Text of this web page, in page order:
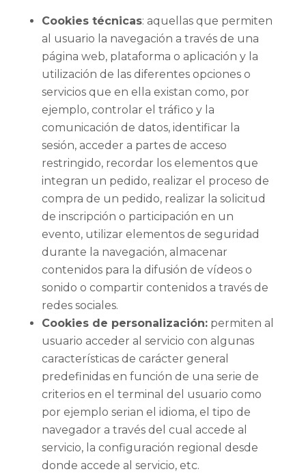
Cookies técnicas: aquellas que permiten
al usuario la navegación a través de una
página web, plataforma o aplicación y la
utilización de las diferentes opciones o
servicios que en ella existan como, por
ejemplo, controlar el tráfico y la
comunicación de datos, identificar la
sesión, acceder a partes de acceso
restringido, recordar los elementos que
integran un pedido, realizar el proceso de
compra de un pedido, realizar la solicitud
de inscripción o participación en un
evento, utilizar elementos de seguridad
durante la navegación, almacenar
contenidos para la difusión de vídeos o
sonido o compartir contenidos a través de
redes sociales.
Cookies de personalización:permiten al
usuario acceder al servicio con algunas
características de carácter general
predefinidas en función de una serie de
criterios en el terminal del usuario como
por ejemplo serian el idioma, el tipo de
navegador a través del cual accede al
servicio, la configuración regional desde
donde accede al servicio, etc.